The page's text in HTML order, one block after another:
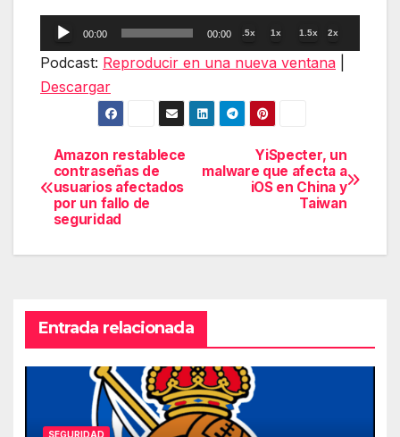
Reproductor
de
00:00 00:00 .5x 1x 1.5x 2x
Podcast: Reproducir en una nueva ventana
Descargar
Navegación
de
entradas
YiSpecter, un
malware que afecta a
iOS en China y
Taiwan
Amazon restablece
contraseñas de
usuarios afectados
por un fallo de
seguridad
Entrada relacionada
SEGURIDAD